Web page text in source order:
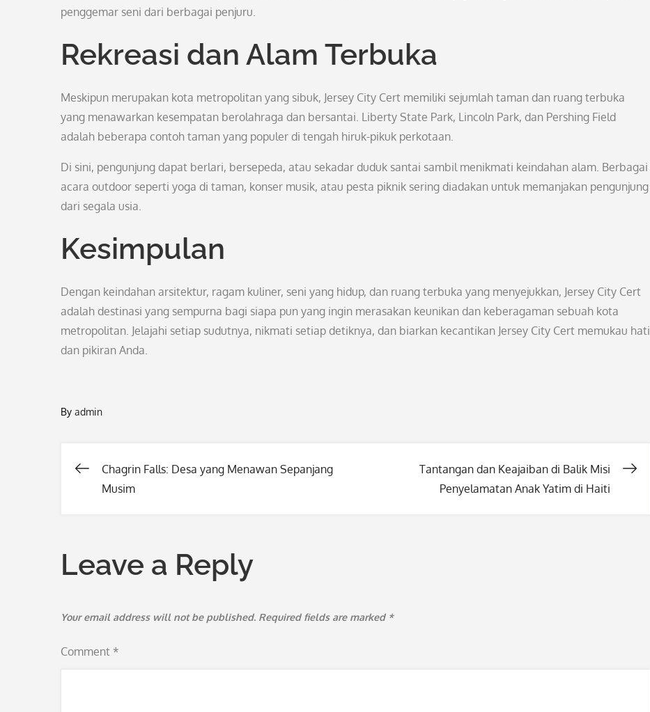
penggemar seni dari berbagai penjuru.
Rekreasi dan Alam Terbuka
Meskipun merupakan kota metropolitan yang sibuk, Jersey City Cert memiliki sejumlah taman dan ruang terbuka
yang menawarkan kesempatan berolahraga dan bersantai. Liberty State Park, Lincoln Park, dan Pershing Field
adalah beberapa contoh taman yang populer di tengah hiruk-pikuk perkotaan.
Di sini, pengunjung dapat berlari, bersepeda, atau sekadar duduk santai sambil menikmati keindahan alam. Berbagai
acara outdoor seperti yoga di taman, konser musik, atau pesta piknik sering diadakan untuk memanjakan pengunjung
dari segala usia.
Kesimpulan
Dengan keindahan arsitektur, ragam kuliner, seni yang hidup, dan ruang terbuka yang menyejukkan, Jersey City Cert
adalah destinasi yang sempurna bagi siapa pun yang ingin merasakan keunikan dan keberagaman sebuah kota
metropolitan. Jelajahi setiap sudutnya, nikmati setiap detiknya, dan biarkan kecantikan Jersey City Cert memukau hati
dan pikiran Anda.
By admin
Post
Chagrin Falls: Desa yang Menawan Sepanjang
Musim
Tantangan dan Keajaiban di Balik Misi
Penyelamatan Anak Yatim di Haiti
Leave a Reply
Your email address will not be published. Required fields are marked *
Comment *